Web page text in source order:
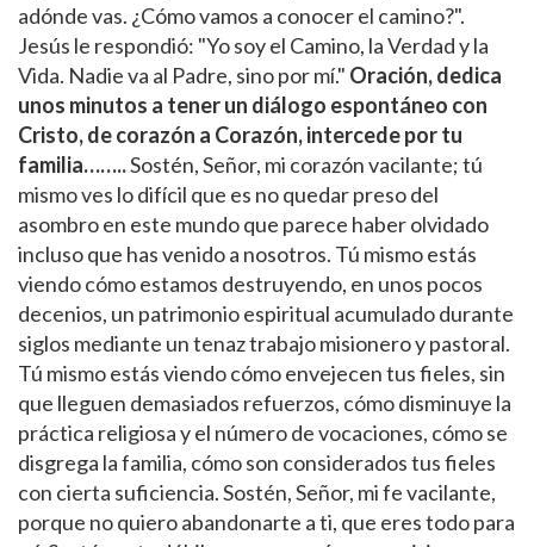
adónde vas. ¿Cómo vamos a conocer el camino?".
Jesús le respondió: "Yo soy el Camino, la Verdad y la
Vida. Nadie va al Padre, sino por mí." Oración, dedica
unos minutos a tener un diálogo espontáneo con
Cristo, de corazón a Corazón, intercede por tu
familia……..Sostén, Señor, mi corazón vacilante; tú
mismo ves lo difícil que es no quedar preso del
asombro en este mundo que parece haber olvidado
incluso que has venido a nosotros. Tú mismo estás
viendo cómo estamos destruyendo, en unos pocos
decenios, un patrimonio espiritual acumulado durante
siglos mediante un tenaz trabajo misionero y pastoral.
Tú mismo estás viendo cómo envejecen tus fieles, sin
que lleguen demasiados refuerzos, cómo disminuye la
práctica religiosa y el número de vocaciones, cómo se
disgrega la familia, cómo son considerados tus fieles
con cierta suficiencia. Sostén, Señor, mi fe vacilante,
porque no quiero abandonarte a ti, que eres todo para